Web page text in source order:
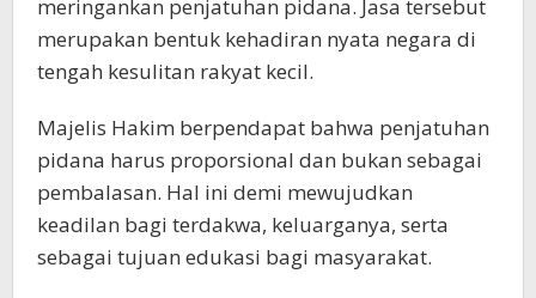
meringankan penjatuhan pidana. Jasa tersebut
merupakan bentuk kehadiran nyata negara di
tengah kesulitan rakyat kecil.
Majelis Hakim berpendapat bahwa penjatuhan
pidana harus proporsional dan bukan sebagai
pembalasan. Hal ini demi mewujudkan
keadilan bagi terdakwa, keluarganya, serta
sebagai tujuan edukasi bagi masyarakat.